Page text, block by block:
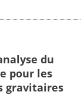
du
pour les
gravitaires